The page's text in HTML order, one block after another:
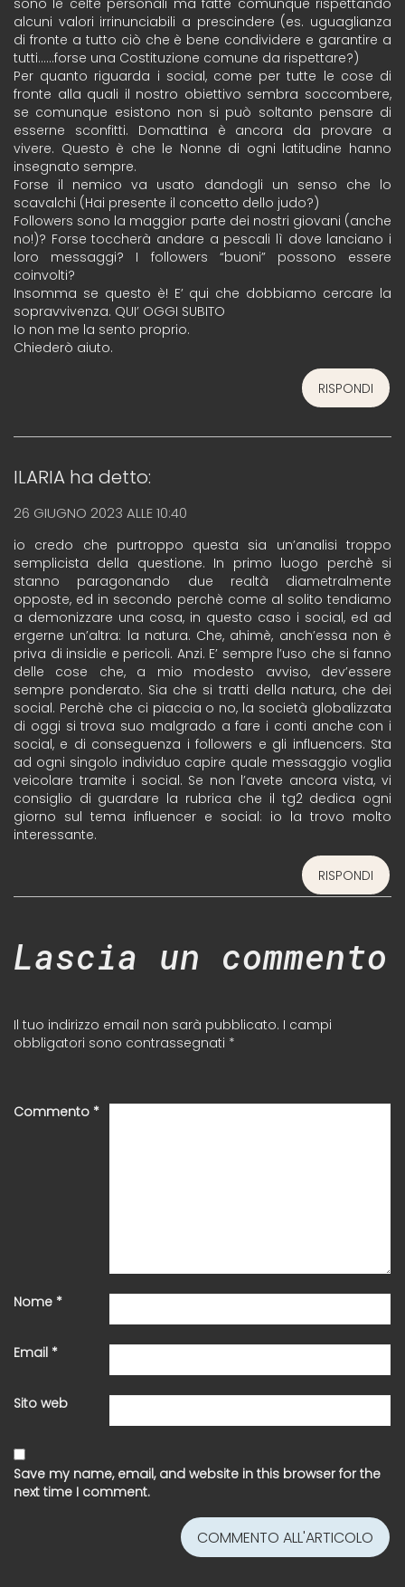
alcuni valori irrinunciabili a prescindere (es. uguaglianza
di fronte a tutto ciò che è bene condividere e garantire a
tutti……forse una Costituzione comune da rispettare?)
Per quanto riguarda i social, come per tutte le cose di
fronte alla quali il nostro obiettivo sembra soccombere,
se comunque esistono non si può soltanto pensare di
esserne sconfitti. Domattina è ancora da provare a
vivere. Questo è che le Nonne di ogni latitudine hanno
insegnato sempre.
Forse il nemico va usato dandogli un senso che lo
scavalchi (Hai presente il concetto dello judo?)
Followers sono la maggior parte dei nostri giovani (anche
no!)? Forse toccherà andare a pescali lì dove lanciano i
loro messaggi? I followers “buoni” possono essere
coinvolti?
Insomma se questo è! E’ qui che dobbiamo cercare la
sopravvivenza. QUI’ OGGI SUBITO
Io non me la sento proprio.
Chiederò aiuto.
RISPONDI
ILARIA ha detto:
26 GIUGNO 2023 ALLE 10:40
io credo che purtroppo questa sia un’analisi troppo
semplicista della questione. In primo luogo perchè si
stanno paragonando due realtà diametralmente
opposte, ed in secondo perchè come al solito tendiamo
a demonizzare una cosa, in questo caso i social, ed ad
ergerne un’altra: la natura. Che, ahimè, anch’essa non è
priva di insidie e pericoli. Anzi. E’ sempre l’uso che si fanno
delle cose che, a mio modesto avviso, dev’essere
sempre ponderato. Sia che si tratti della natura, che dei
social. Perchè che ci piaccia o no, la società globalizzata
di oggi si trova suo malgrado a fare i conti anche con i
social, e di conseguenza i followers e gli influencers. Sta
ad ogni singolo individuo capire quale messaggio voglia
veicolare tramite i social. Se non l’avete ancora vista, vi
consiglio di guardare la rubrica che il tg2 dedica ogni
giorno sul tema influencer e social: io la trovo molto
interessante.
RISPONDI
Lascia un commento
Il tuo indirizzo email non sarà pubblicato. I campi
obbligatori sono contrassegnati *
Commento *
Nome *
Email *
Sito web
Save my name, email, and website in this browser for the
next time I comment.